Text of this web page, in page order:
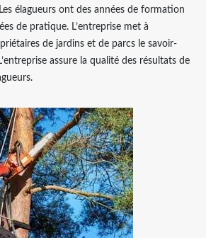
élagueurs ont des années de formation
de pratique. L’entreprise met à
de jardins et de parcs le savoir-
assure la qualité des résultats de